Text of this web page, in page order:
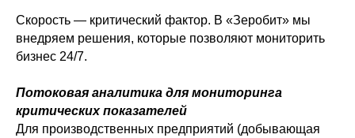
Скорость — критический фактор. В «Зеробит» мы
внедряем решения, которые позволяют мониторить
бизнес 24/7.
Потоковая аналитика для мониторинга
критических показателей
Для производственных предприятий (добывающая